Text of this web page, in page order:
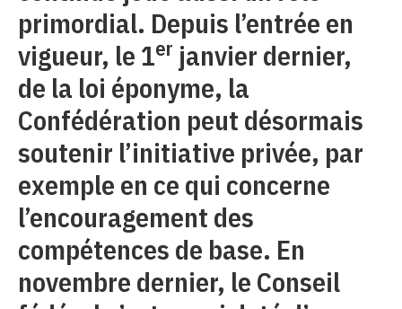
primordial. Depuis l’entrée en
vigueur, le 1er janvier dernier,
de la loi éponyme, la
Confédération peut désormais
soutenir l’initiative privée, par
exemple en ce qui concerne
l’encouragement des
compétences de base. En
novembre dernier, le Conseil